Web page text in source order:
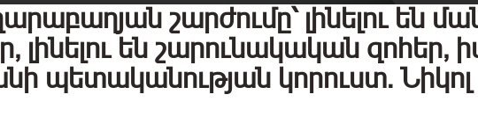
շարժումը՝ լինելու են
են շարունակական զոհեր,
պետականության կորուստ. Նիկոլ